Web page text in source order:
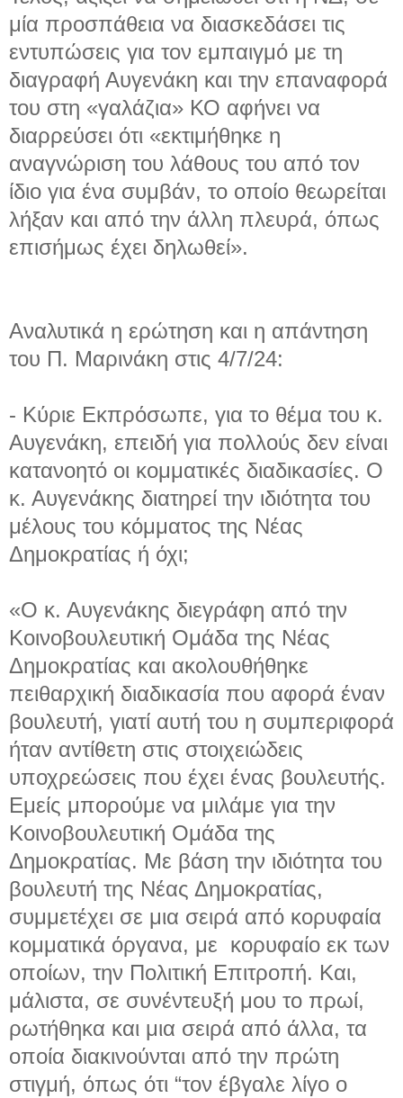
μία προσπάθεια να διασκεδάσει τις
εντυπώσεις για τον εμπαιγμό με τη
διαγραφή Αυγενάκη και την επαναφορά
του στη «γαλάζια» ΚΟ αφήνει να
διαρρεύσει ότι «εκτιμήθηκε η
αναγνώριση του λάθους του από τον
ίδιο για ένα συμβάν, το οποίο θεωρείται
λήξαν και από την άλλη πλευρά, όπως
επισήμως έχει δηλωθεί».
Αναλυτικά η ερώτηση και η απάντηση
του Π. Μαρινάκη στις 4/7/24:
- Κύριε Εκπρόσωπε, για το θέμα του κ.
Αυγενάκη, επειδή για πολλούς δεν είναι
κατανοητό οι κομματικές διαδικασίες. Ο
κ. Αυγενάκης διατηρεί την ιδιότητα του
μέλους του κόμματος της Νέας
Δημοκρατίας ή όχι;
«Ο κ. Αυγενάκης διεγράφη από την
Κοινοβουλευτική Ομάδα της Νέας
Δημοκρατίας και ακολουθήθηκε
πειθαρχική διαδικασία που αφορά έναν
βουλευτή, γιατί αυτή του η συμπεριφορά
ήταν αντίθετη στις στοιχειώδεις
υποχρεώσεις που έχει ένας βουλευτής.
Εμείς μπορούμε να μιλάμε για την
Κοινοβουλευτική Ομάδα της
Δημοκρατίας. Με βάση την ιδιότητα του
βουλευτή της Νέας Δημοκρατίας,
συμμετέχει σε μια σειρά από κορυφαία
κομματικά όργανα, με κορυφαίο εκ των
οποίων, την Πολιτική Επιτροπή. Και,
μάλιστα, σε συνέντευξή μου το πρωί,
ρωτήθηκα και μια σειρά από άλλα, τα
οποία διακινούνται από την πρώτη
στιγμή, όπως ότι “τον έβγαλε λίγο ο